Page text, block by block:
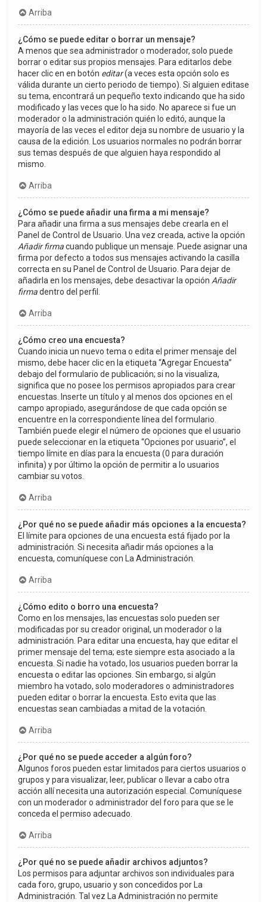
Arriba
¿Cómo se puede editar o borrar un mensaje?
A menos que sea administrador o moderador, solo puede
borrar o editar sus propios mensajes. Para editarlos debe
hacer clic en en botón editar(a veces esta opción solo es
válida durante un cierto periodo de tiempo). Si alguien editase
su tema, encontrará un pequeño texto indicando que ha sido
modificado y las veces que lo ha sido. No aparece si fue un
moderador o la administración quién lo editó, aunque la
mayoría de las veces el editor deja su nombre de usuario y la
causa de la edición. Los usuarios normales no podrán borrar
sus temas después de que alguien haya respondido al
mismo.
Arriba
¿Cómo se puede añadir una firma a mi mensaje?
Para añadir una firma a sus mensajes debe crearla en el
Panel de Control de Usuario. Una vez creada, active la opción
Añadir firmacuando publique un mensaje. Puede asignar una
firma por defecto a todos sus mensajes activando la casilla
correcta en su Panel de Control de Usuario. Para dejar de
añadirla en los mensajes, debe desactivar la opción Añadir
firmadentro del perfil.
Arriba
¿Cómo creo una encuesta?
Cuando inicia un nuevo tema o edita el primer mensaje del
mismo, debe hacer clic en la etiqueta “Agregar Encuesta”
debajo del formulario de publicación; si no la visualiza,
significa que no posee los permisos apropiados para crear
encuestas. Inserte un título y al menos dos opciones en el
campo apropiado, asegurándose de que cada opción se
encuentre en la correspondiente línea del formulario.
También puede elegir el número de opciones que el usuario
puede seleccionar en la etiqueta “Opciones por usuario”, el
tiempo límite en días para la encuesta (0 para duración
infinita) y por último la opción de permitir a lo usuarios
cambiar su votos.
Arriba
¿Por qué no se puede añadir más opciones a la encuesta?
El límite para opciones de una encuesta está fijado por la
administración. Si necesita añadir más opciones a la
encuesta, comuníquese con La Administración.
Arriba
¿Cómo edito o borro una encuesta?
Como en los mensajes, las encuestas solo pueden ser
modificadas por su creador original, un moderador o la
administración. Para editar una encuesta, hay que editar el
primer mensaje del tema; este siempre esta asociado a la
encuesta. Si nadie ha votado, los usuarios pueden borrar la
encuesta o editar las opciones. Sin embargo, si algún
miembro ha votado, solo moderadores o administradores
pueden editar o borrar la encuesta. Esto evita que las
encuestas sean cambiadas a mitad de la votación.
Arriba
¿Por qué no se puede acceder a algún foro?
Algunos foros pueden estar limitados para ciertos usuarios o
grupos y para visualizar, leer, publicar o llevar a cabo otra
acción allí necesita una autorización especial. Comuníquese
con un moderador o administrador del foro para que se le
conceda el permiso adecuado.
Arriba
¿Por qué no se puede añadir archivos adjuntos?
Los permisos para adjuntar archivos son individuales para
cada foro, grupo, usuario y son concedidos por La
Administración. Tal vez La Administración no permite